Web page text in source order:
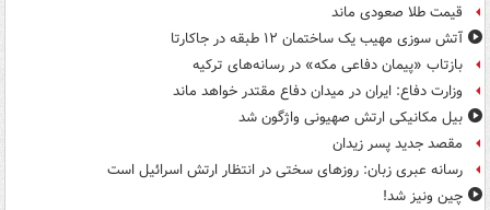
قیمت طلا صعودی ماند
آتش سوزی مهیب یک ساختمان ۱۲ طبقه در جاکارتا
بازتاب «پیمان دفاعی مکه» در رسانه‌های ترکیه
وزارت دفاع: ایران در میدان دفاع مقتدر خواهد ماند
بیل مکانیکی ارتش صهیونی واژگون شد
مقصد جدید پسر زیدان
رسانه عبری زبان: روزهای سختی در انتظار ارتش اسرائیل است
چین ونیز شد!